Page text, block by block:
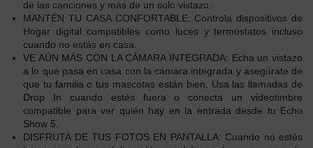
de las canciones y más de un solo vistazo.
MANTÉN TU CASA CONFORTABLE: Controla dispositivos de
Hogar digital compatibles como luces y termostatos incluso
cuando no estás en casa.
VE AÚN MÁS CON LA CÁMARA INTEGRADA: Echa un vistazo
a lo que pasa en casa con la cámara integrada y asegúrate de
que tu familia o tus mascotas están bien. Usa las llamadas de
Drop In cuando estés fuera o conecta un videotimbre
compatible para ver quién hay en la entrada desde tu Echo
Show 5.
DISFRUTA DE TUS FOTOS EN PANTALLA: Cuando no estés